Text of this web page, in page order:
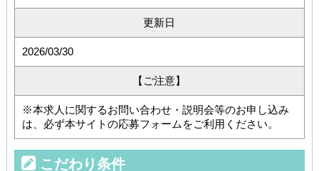
更新日
2026/03/30
【ご注意】
※本求人に関するお問い合わせ・説明会等のお申し込み
は、必ず本サイトの応募フォームをご利用ください。
こだわり条件